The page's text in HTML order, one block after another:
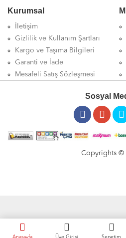
Anasayfa Üye Girişi Sepetim
Kurumsal
İletişim
Gizlilik ve Kullanım Şartları
Kargo ve Taşıma Bilgileri
Garanti ve İade
Mesafeli Satış Sözleşmesi
Sosyal
Copyrights ©